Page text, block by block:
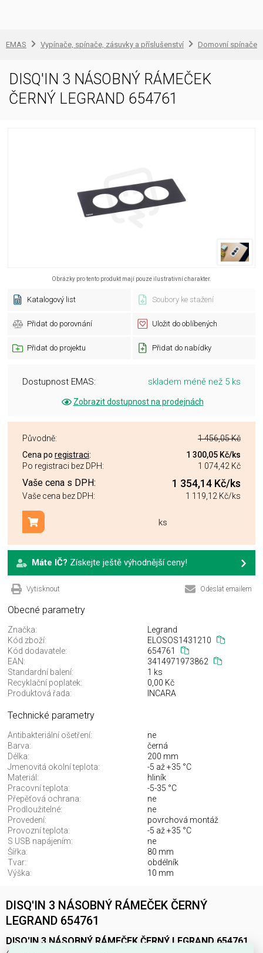
EMAS Vypínače, spínače, zásuvky a příslušenství Domovní spínače
DISQ'IN 3 NÁSOBNÝ RÁMEČEK
ČERNÝ LEGRAND 654761
Obrázky pro tento produkt mají pouze ilustrativní charakter.
Katalogový list Soubory ke stažení
Přidat do porovnání Uložit do oblíbených
Přidat do projektu Přidat do nabídky
Dostupnost EMAS: skladem méně než 5 ks
Zobrazit dostupnost na prodejnách
Původně:
1 456,05 Kč
Cena po registraci: 1 300,05 Kč/ks
Po registraci bez DPH:
1 074,42 Kč
Vaše cena s DPH: 1 354,14 Kč/ks
Vaše cena bez DPH: 1 119,12 Kč/ks
ks
Přidat do košíku
Máte IČ? Získejte ještě výhodnější ceny!
Vytisknout Odeslat emailem
Obecné parametry
Značka:
Legrand
Kód zboží:
ELOSOS1431210
Kód dodavatele:
654761
EAN:
3414971973862
Standardní balení:
1 ks
Recyklační poplatek:
0,00 Kč
Produktová řada:
INCARA
Technické parametry
Antibakteriální ošetření:
ne
Barva:
černá
Délka:
200 mm
Jmenovitá okolní teplota:
-5 až +35 °C
Materiál:
hliník
Pracovní teplota:
-5-35 °C
Přepěťová ochrana:
ne
Prodloužitelné:
ne
Provedení:
povrchová montáž
Provozní teplota:
-5 až +35 °C
S USB napájením:
ne
Šířka:
80 mm
Tvar:
obdélník
Výška:
10 mm
DISQ'IN 3 NÁSOBNÝ RÁMEČEK ČERNÝ
LEGRAND 654761
DISQ'IN 3 NÁSOBNÝ RÁMEČEK ČERNÝ LEGRAND 654761